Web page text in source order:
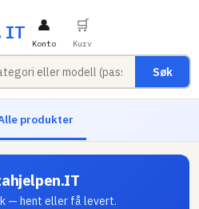
Søk
👤
Konto
🛒
Kurv
produkter
— hent eller få levert.